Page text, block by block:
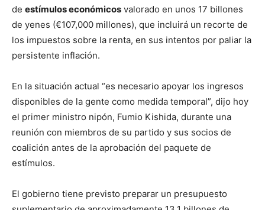
de estímulos económicos valorado en unos 17 billones
de yenes (€107,000 millones), que incluirá un recorte de
los impuestos sobre la renta, en sus intentos por paliar la
persistente inflación.
En la situación actual “es necesario apoyar los ingresos
disponibles de la gente como medida temporal”, dijo hoy
el primer ministro nipón, Fumio Kishida, durante una
reunión con miembros de su partido y sus socios de
coalición antes de la aprobación del paquete de
estímulos.
El gobierno tiene previsto preparar un presupuesto